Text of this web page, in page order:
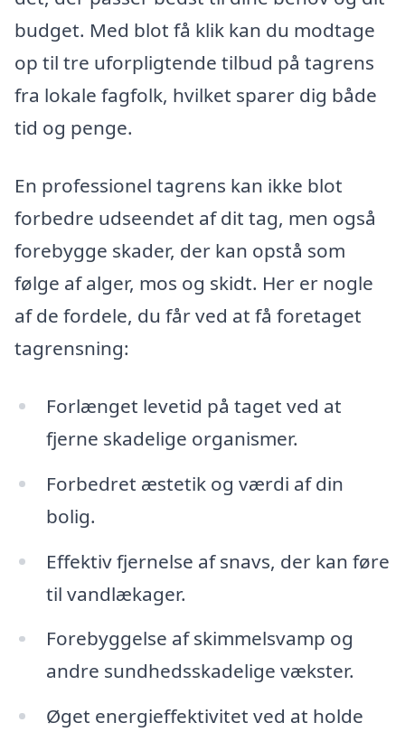
budget. Med blot få klik kan du modtage
op til tre uforpligtende tilbud på tagrens
fra lokale fagfolk, hvilket sparer dig både
tid og penge.
En professionel tagrens kan ikke blot
forbedre udseendet af dit tag, men også
forebygge skader, der kan opstå som
følge af alger, mos og skidt. Her er nogle
af de fordele, du får ved at få foretaget
tagrensning:
Forlænget levetid på taget ved at
fjerne skadelige organismer.
Forbedret æstetik og værdi af din
bolig.
Effektiv fjernelse af snavs, der kan føre
til vandlækager.
Forebyggelse af skimmelsvamp og
andre sundhedsskadelige vækster.
Øget energieffektivitet ved at holde